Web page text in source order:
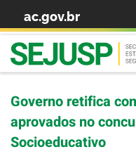
Skip to content
ac.gov.br
Governo retifica
aprovados no
Socioeducativo